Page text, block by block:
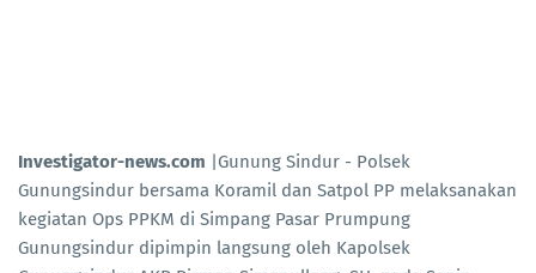
Investigator-news.com |Gunung Sindur - Polsek
Gunungsindur bersama Koramil dan Satpol PP melaksanakan
kegiatan Ops PPKM di Simpang Pasar Prumpung
Gunungsindur dipimpin langsung oleh Kapolsek